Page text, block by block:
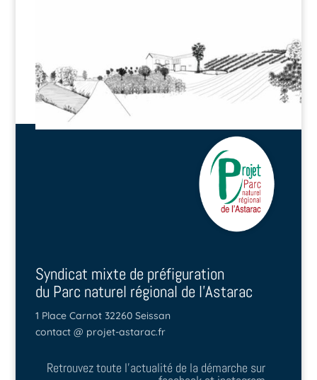
Syndicat mixte de préfiguration
du Parc naturel régional de l'Astarac
1 Place Carnot 32260 Seissan
contact @ projet-astarac.fr
Retrouvez toute l'actualité de la démarche sur